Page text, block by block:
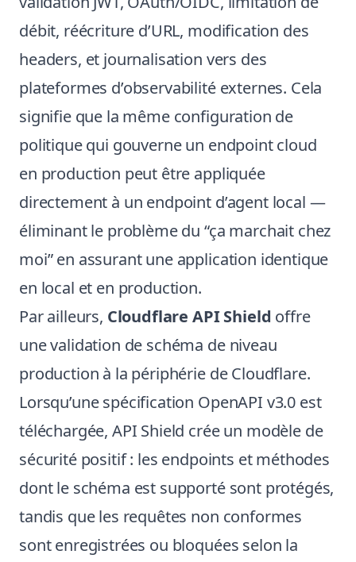
débit, réécriture d’URL, modification des
headers, et journalisation vers des
plateformes d’observabilité externes. Cela
signifie que la même configuration de
politique qui gouverne un endpoint cloud
en production peut être appliquée
directement à un endpoint d’agent local —
éliminant le problème du “ça marchait chez
moi” en assurant une application identique
en local et en production.
Par ailleurs, Cloudflare API Shield offre
une validation de schéma de niveau
production à la périphérie de Cloudflare.
Lorsqu’une spécification OpenAPI v3.0 est
téléchargée, API Shield crée un modèle de
sécurité positif : les endpoints et méthodes
dont le schéma est supporté sont protégés,
tandis que les requêtes non conformes
sont enregistrées ou bloquées selon la